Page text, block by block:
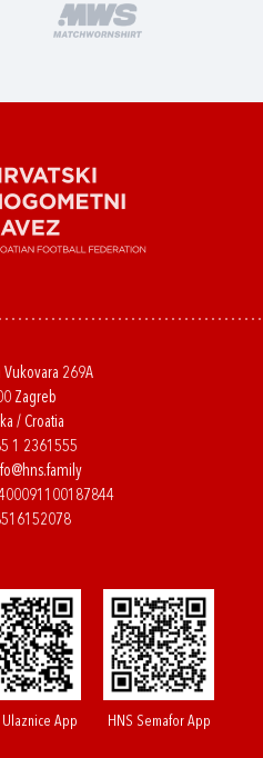
Vukovara 269A
Zagreb
/ Croatia
1 2361555
Ulaznice App HNS Semafor App